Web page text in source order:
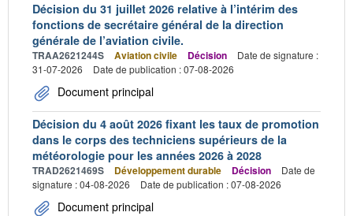
Décision du 31 juillet 2026 relative à l’intérim des
fonctions de secrétaire général de la direction
générale de l’aviation civile.
TRAA2621244S Aviation civile Décision
Date de signature :
31-07-2026
Date de publication : 07-08-2026
Document principal
Décision du 4 août 2026 fixant les taux de promotion
dans le corps des techniciens supérieurs de la
météorologie pour les années 2026 à 2028
TRAD2621469S Développement durable Décision
Date de
signature : 04-08-2026
Date de publication : 07-08-2026
Document principal